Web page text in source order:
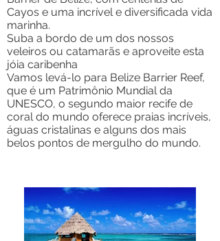
Cayos e uma incrível e diversificada vida
marinha.
Suba a bordo de um dos nossos
veleiros ou catamarãs e aproveite esta
jóia caribenha
Vamos levá-lo para Belize Barrier Reef,
que é um Patrimônio Mundial da
UNESCO, o segundo maior recife de
coral do mundo oferece praias incríveis,
águas cristalinas e alguns dos mais
belos pontos de mergulho do mundo.